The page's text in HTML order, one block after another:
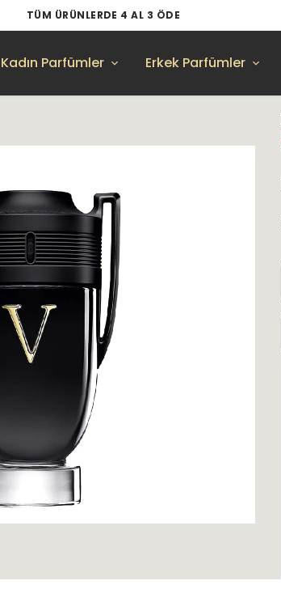
TÜM ÜRÜNLERDE 4 AL 3 ÖDE
Kadın Parfümler Erkek Parfümler